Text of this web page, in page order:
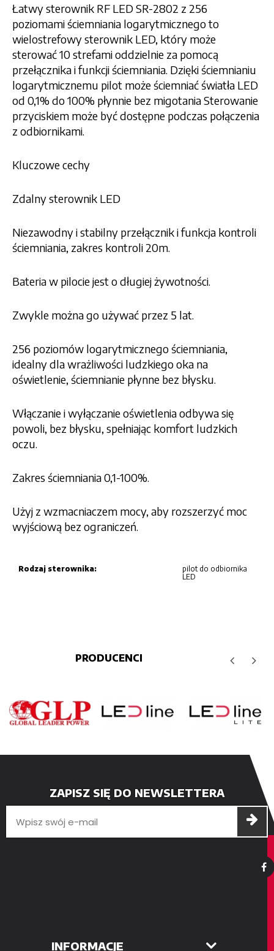
Łatwy sterownik RF LED SR-2802 z 256
poziomami ściemniania logarytmicznego to
wielostrefowy sterownik LED, który może
sterować 10 strefami oddzielnie za pomocą
przełącznika i funkcji ściemniania. Dzięki ściemnianiu
logarytmicznemu pilot może ściemniać światła LED
od 0,1% do 100% płynnie bez migotania Sterowanie
przyciskiem może być dostępne podczas połączenia
z odbiornikami.
Kluczowe cechy
Zdalny sterownik LED
Niezawodny i stabilny przełącznik i funkcja kontroli
ściemniania, zakres kontroli 20m.
Bateria w pilocie jest o długiej żywotności.
Zwykle można go używać przez 5 lat.
256 poziomów logarytmicznego ściemniania,
idealny dla wrażliwości ludzkiego oka na
oświetlenie, ściemnianie płynne bez błysku.
Włączanie i wyłączanie oświetlenia odbywa się
powoli, bez błysku, spełniając komfort ludzkich
oczu.
Zakres ściemniania 0,1-100%.
Użyj z wzmacniaczem mocy, aby rozszerzyć moc
wyjściową bez ograniczeń.
Rodzaj sterownika:
pilot do odbiornika
LED
PRODUCENCI
ZAPISZ SIĘ DO NEWSLETTERA
INFORMACJE